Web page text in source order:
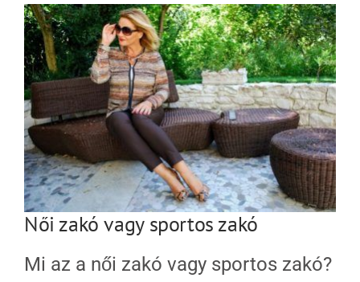
Női zakó vagy sportos zakó
Mi az a női zakó vagy sportos zakó?